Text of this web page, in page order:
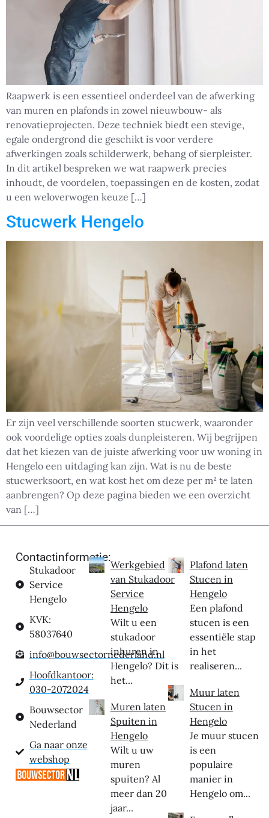
Raapwerk is een essentieel onderdeel van de afwerking
van muren en plafonds in zowel nieuwbouw- als
renovatieprojecten. Deze techniek biedt een stevige,
egale ondergrond die geschikt is voor verdere
afwerkingen zoals schilderwerk, behang of sierpleister.
In dit artikel bespreken we wat raapwerk precies
inhoudt, de voordelen, toepassingen en de kosten, zodat
u een weloverwogen keuze […]
Stucwerk Hengelo
Er zijn veel verschillende soorten stucwerk, waaronder
ook voordelige opties zoals dunpleisteren. Wij begrijpen
dat het kiezen van de juiste afwerking voor uw woning in
Hengelo een uitdaging kan zijn. Wat is nu de beste
stucwerksoort, en wat kost het om deze per m² te laten
aanbrengen? Op deze pagina bieden we een overzicht
van […]
Contactinformatie:
Stukadoor
Service
Hengelo
KVK:
58037640
info@bouwsectornederland.nl
Hoofdkantoor:
030-2072024
Bouwsector
Nederland
Ga naar onze
webshop
Werkgebied
van Stukadoor
Service
Hengelo
Wilt u een
stukadoor
inhuren in
Hengelo? Dit is
het...
Muren laten
Spuiten in
Hengelo
Wilt u uw
muren
spuiten? Al
meer dan 20
jaar...
Plafond laten
Stucen in
Hengelo
Een plafond
stucen is een
essentiële stap
in het
realiseren...
Muur laten
Stucen in
Hengelo
Je muur stucen
is een
populaire
manier in
Hengelo om...